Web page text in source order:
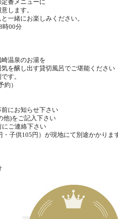
番メニューに
します。
一緒にお楽しみください。
00分
温泉のお湯を
を醸し出す貸切風呂でご堪能ください
す。
約）
にお知らせ下さい
他)をご記入下さい
にご連絡下さい
・子供105円）が現地にて別途かかりま